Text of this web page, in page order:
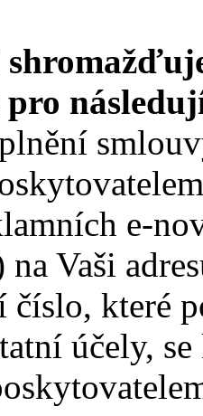
pro
e-
Vaši
číslo, které
účely,